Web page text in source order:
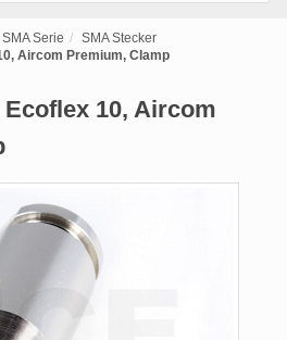
SMA Serie
SMA Stecker
Aircom Premium, Clamp
10, Aircom